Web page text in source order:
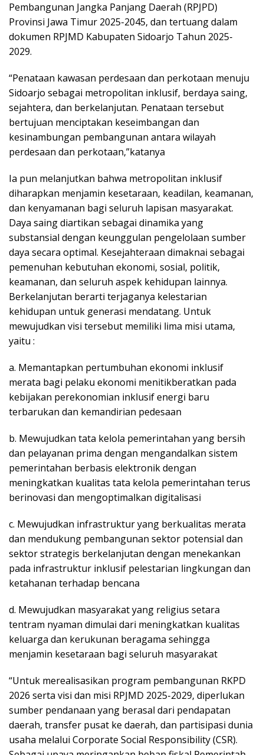
Pembangunan Jangka Panjang Daerah (RPJPD)
Provinsi Jawa Timur 2025-2045, dan tertuang dalam
dokumen RPJMD Kabupaten Sidoarjo Tahun 2025-
2029.
“Penataan kawasan perdesaan dan perkotaan menuju
Sidoarjo sebagai metropolitan inklusif, berdaya saing,
sejahtera, dan berkelanjutan. Penataan tersebut
bertujuan menciptakan keseimbangan dan
kesinambungan pembangunan antara wilayah
perdesaan dan perkotaan,”katanya
Ia pun melanjutkan bahwa metropolitan inklusif
diharapkan menjamin kesetaraan, keadilan, keamanan,
dan kenyamanan bagi seluruh lapisan masyarakat.
Daya saing diartikan sebagai dinamika yang
substansial dengan keunggulan pengelolaan sumber
daya secara optimal. Kesejahteraan dimaknai sebagai
pemenuhan kebutuhan ekonomi, sosial, politik,
keamanan, dan seluruh aspek kehidupan lainnya.
Berkelanjutan berarti terjaganya kelestarian
kehidupan untuk generasi mendatang. Untuk
mewujudkan visi tersebut memiliki lima misi utama,
yaitu :
a. Memantapkan pertumbuhan ekonomi inklusif
merata bagi pelaku ekonomi menitikberatkan pada
kebijakan perekonomian inklusif energi baru
terbarukan dan kemandirian pedesaan
b. Mewujudkan tata kelola pemerintahan yang bersih
dan pelayanan prima dengan mengandalkan sistem
pemerintahan berbasis elektronik dengan
meningkatkan kualitas tata kelola pemerintahan terus
berinovasi dan mengoptimalkan digitalisasi
c. Mewujudkan infrastruktur yang berkualitas merata
dan mendukung pembangunan sektor potensial dan
sektor strategis berkelanjutan dengan menekankan
pada infrastruktur inklusif pelestarian lingkungan dan
ketahanan terhadap bencana
d. Mewujudkan masyarakat yang religius setara
tentram nyaman dimulai dari meningkatkan kualitas
keluarga dan kerukunan beragama sehingga
menjamin kesetaraan bagi seluruh masyarakat
“Untuk merealisasikan program pembangunan RKPD
2026 serta visi dan misi RPJMD 2025-2029, diperlukan
sumber pendanaan yang berasal dari pendapatan
daerah, transfer pusat ke daerah, dan partisipasi dunia
usaha melalui Corporate Social Responsibility (CSR).